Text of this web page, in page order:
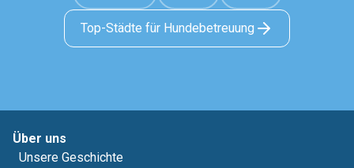
Top-Städte für Hundebetreuung
Über uns
Unsere Geschichte